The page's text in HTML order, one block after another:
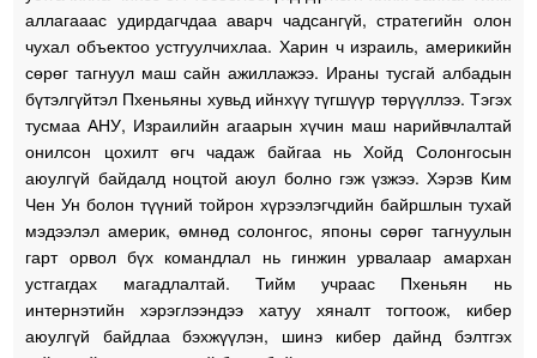
аллагааас удирдагчдаа аварч чадсангүй, стратегийн олон
чухал объектоо устгуулчихлаа. Харин ч израиль, америкийн
сөрөг тагнуул маш сайн ажиллажээ. Ираны тусгай албадын
бүтэлгүйтэл Пхеньяны хувьд ийнхүү түгшүүр төрүүллээ. Тэгэх
тусмаа АНУ, Израилийн агаарын хүчин маш нарийвчлалтай
онилсон цохилт өгч чадаж байгаа нь Хойд Солонгосын
аюулгүй байдалд ноцтой аюул болно гэж үзжээ. Хэрэв Ким
Чен Ун болон түүний тойрон хүрээлэгчдийн байршлын тухай
мэдээлэл америк, өмнөд солонгос, японы сөрөг тагнуулын
гарт орвол бүх командлал нь гинжин урвалаар амархан
устгагдах магадлалтай. Тийм учраас Пхеньян нь
интернэтийн хэрэглээндээ хатуу хяналт тогтоож, кибер
аюулгүй байдлаа бэхжүүлэн, шинэ кибер дайнд бэлтгэх